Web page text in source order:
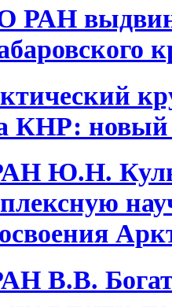
РАН
КНР: новый
Ю.Н.
В.В.